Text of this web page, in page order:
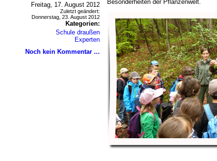
Freitag, 17. August 2012
Zuletzt geändert:
Donnerstag, 23. August 2012
Kategorien:
Schule draußen
Experten
Noch kein Kommentar ...
Besonderheiten der Pflanzenwelt.